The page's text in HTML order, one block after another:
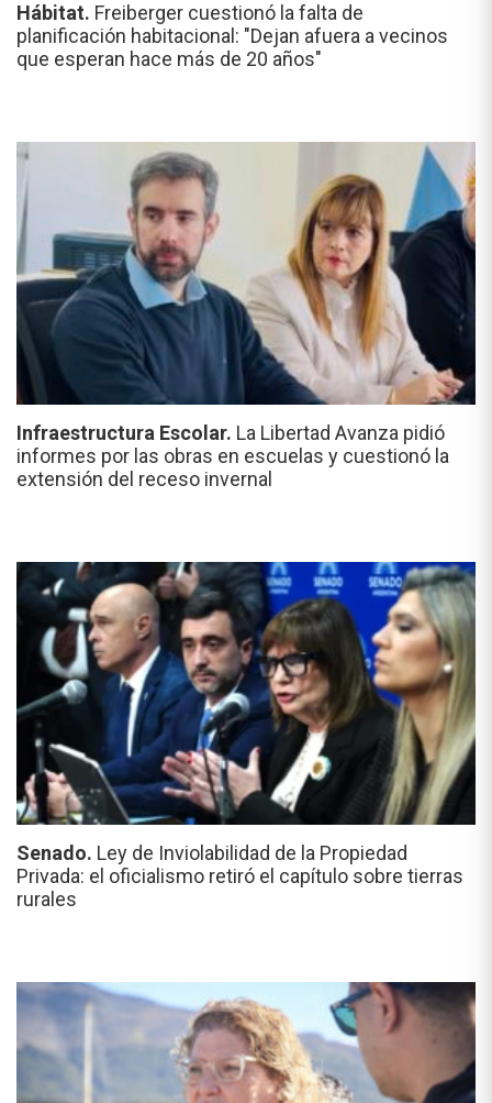
Hábitat. Freiberger cuestionó la falta de
planificación habitacional: "Dejan afuera a vecinos
que esperan hace más de 20 años"
Infraestructura Escolar. La Libertad Avanza pidió
informes por las obras en escuelas y cuestionó la
extensión del receso invernal
Senado. Ley de Inviolabilidad de la Propiedad
Privada: el oficialismo retiró el capítulo sobre tierras
rurales